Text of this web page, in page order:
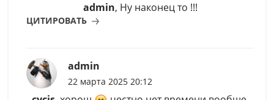
admin, Ну наконец то !!!
ЦИТИРОВАТЬ
admin
22 марта 2025 20:12